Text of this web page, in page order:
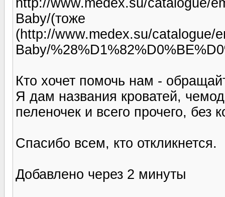
Baby/(тоже
(http://www.medex.su/catalogue/
Baby/
Кто хочет помочь нам -
Я дам названия кроватей,
пеленочек и всего прочего, без
Спасибо всем, кто откликнется.
Добавлено через 2 минуты